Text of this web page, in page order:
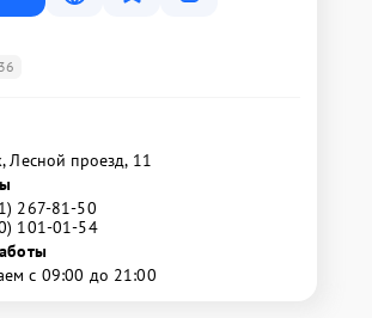
​Лесной проезд, 11
267-81-50
101-01-54
с 09:00 до 21:00